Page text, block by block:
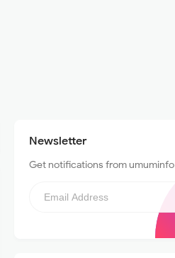
Newsletter
Get notifications from umuminfo